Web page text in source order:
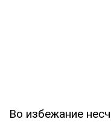
Во избежание